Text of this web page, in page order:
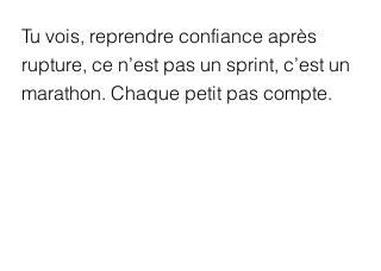
Tu vois, reprendre confiance après
rupture, ce n’est pas un sprint, c’est un
marathon. Chaque petit pas compte.